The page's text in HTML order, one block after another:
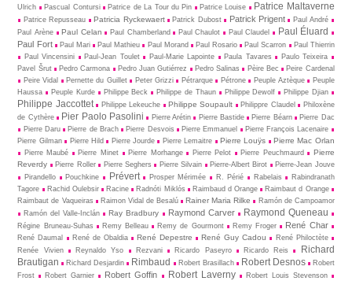
Ulrich
Pascual Contursi Patrice de La Tour du Pin Patrice Louise Patrice Maltaverne
Patrice Repusseau Patricia Ryckewaert Patrick Dubost Patrick Prigent
Paul André
Paul Arène
Paul Celan Paul Chamberland Paul Chaulot Paul Claudel Paul Éluard
Paul Fort Paul Mari Paul Mathieu Paul Morand Paul Rosario Paul Scarron
Paul Thierrin
Paul Vincensini
Paul-Jean Toulet Paul-Marie Lapointe Paula Tavares
Paulo Teixeira
Pavel Šrut
Pedro Carmona Pedro Juan Gutiérrez Pedro Salinas Pèire Bec
Peire Cardenal
Peire Vidal
Pernette du Guillet Peter Grizzi Pétrarque Pétrone Peuple Aztèque
Peuple
Haussa
Peuple Kurde Philippe Beck Philippe de Thaun Philippe Dewolf Philippe Djian
Philippe Jaccottet Philippe Lekeuche Philippe Soupault Philippre Claudel
Philoxène
de Cythère
Pier Paolo Pasolini Pierre Arétin Pierre Bastide Pierre Béarn
Pierre Dac
Pierre Daru
Pierre de Brach Pierre Desvois Pierre Emmanuel
Pierre François Lacenaire
Pierre Gilman
Pierre Hild Pierre Jourde Pierre Lemaitre Pierre Louÿs Pierre Mac Orlan
Pierre Maubé Pierre Minet Pierre Morhange Pierre Pelot Pierre Peuchmaurd
Pierre
Reverdy
Pierre Roller Pierre Seghers Pierre Silvain Pierre-Albert Birot
Pierre-Jean Jouve
Pirandello
Pouchkine Prévert Prosper Mérimée R. Périé Rabelais
Rabindranath
Tagore
Rachid Oulebsir Racine Radnóti Miklós Raimbaud d Orange
Raimbaut d Orange
Raimbaut de Vaqueiras
Raimon Vidal de Besalú Rainer Maria Rilke
Ramón de Campoamor
Ramón del Valle-Inclán
Ray Bradbury Raymond Carver Raymond Queneau
Régine Bruneau-Suhas Remy Belleau Remy de Gourmont Remy Froger René Char
René Daumal René de Obaldia René Depestre René Guy Cadou
René Philoctète
Renée Vivien
Reynaldo Yso Rezvani Ricardo Paseyro Ricardo Reis
Richard
Brautigan
Richard Desjardin Rimbaud Robert Brasillach Robert Desnos
Robert
Frost
Robert Garnier Robert Goffin Robert Laverny
Robert Louis Stevenson